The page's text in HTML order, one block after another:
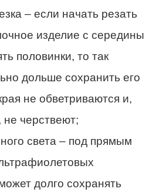
– если начать резать
изделие с середины
половинки, то так
дольше сохранить его
не обветриваются и,
не черствеют;
света – под прямым
долго сохранять